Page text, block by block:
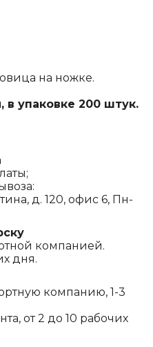
на ножке.
в упаковке 200 штук.
д. 120, офис 6, Пн-
компанией.
дня.
компанию, 1-3
от 2 до 10 рабочих